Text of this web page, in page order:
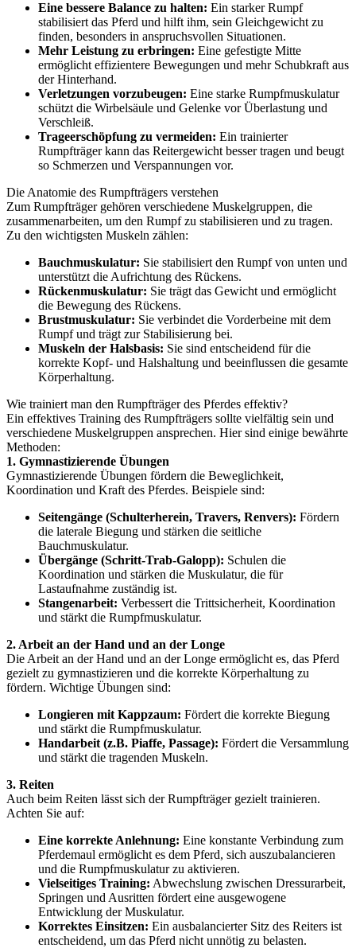
Eine bessere Balance zu halten: Ein starker Rumpf
stabilisiert das Pferd und hilft ihm, sein Gleichgewicht zu
finden, besonders in anspruchsvollen Situationen.
Mehr Leistung zu erbringen: Eine gefestigte Mitte
ermöglicht effizientere Bewegungen und mehr Schubkraft aus
der Hinterhand.
Verletzungen vorzubeugen: Eine starke Rumpfmuskulatur
schützt die Wirbelsäule und Gelenke vor Überlastung und
Verschleiß.
Trageerschöpfung zu vermeiden: Ein trainierter
Rumpfträger kann das Reitergewicht besser tragen und beugt
so Schmerzen und Verspannungen vor.
Die Anatomie des Rumpfträgers verstehen
Zum Rumpfträger gehören verschiedene Muskelgruppen, die
zusammenarbeiten, um den Rumpf zu stabilisieren und zu tragen.
Zu den wichtigsten Muskeln zählen:
Bauchmuskulatur: Sie stabilisiert den Rumpf von unten und
unterstützt die Aufrichtung des Rückens.
Rückenmuskulatur: Sie trägt das Gewicht und ermöglicht
die Bewegung des Rückens.
Brustmuskulatur: Sie verbindet die Vorderbeine mit dem
Rumpf und trägt zur Stabilisierung bei.
Muskeln der Halsbasis: Sie sind entscheidend für die
korrekte Kopf- und Halshaltung und beeinflussen die gesamte
Körperhaltung.
Wie trainiert man den Rumpfträger des Pferdes effektiv?
Ein effektives Training des Rumpfträgers sollte vielfältig sein und
verschiedene Muskelgruppen ansprechen. Hier sind einige bewährte
Methoden:
1. Gymnastizierende Übungen
Gymnastizierende Übungen fördern die Beweglichkeit,
Koordination und Kraft des Pferdes. Beispiele sind:
Seitengänge (Schulterherein, Travers, Renvers): Fördern
die laterale Biegung und stärken die seitliche
Bauchmuskulatur.
Übergänge (Schritt-Trab-Galopp): Schulen die
Koordination und stärken die Muskulatur, die für
Lastaufnahme zuständig ist.
Stangenarbeit: Verbessert die Trittsicherheit, Koordination
und stärkt die Rumpfmuskulatur.
2. Arbeit an der Hand und an der Longe
Die Arbeit an der Hand und an der Longe ermöglicht es, das Pferd
gezielt zu gymnastizieren und die korrekte Körperhaltung zu
fördern. Wichtige Übungen sind:
Longieren mit Kappzaum: Fördert die korrekte Biegung
und stärkt die Rumpfmuskulatur.
Handarbeit (z.B. Piaffe, Passage): Fördert die Versammlung
und stärkt die tragenden Muskeln.
3. Reiten
Auch beim Reiten lässt sich der Rumpfträger gezielt trainieren.
Achten Sie auf:
Eine korrekte Anlehnung: Eine konstante Verbindung zum
Pferdemaul ermöglicht es dem Pferd, sich auszubalancieren
und die Rumpfmuskulatur zu aktivieren.
Vielseitiges Training: Abwechslung zwischen Dressurarbeit,
Springen und Ausritten fördert eine ausgewogene
Entwicklung der Muskulatur.
Korrektes Einsitzen: Ein ausbalancierter Sitz des Reiters ist
entscheidend, um das Pferd nicht unnötig zu belasten.